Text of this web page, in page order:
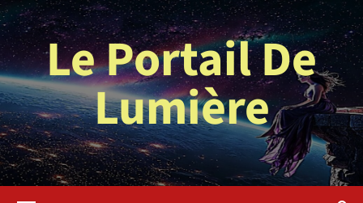
Aller
au
contenuLe Portail De
Lumière